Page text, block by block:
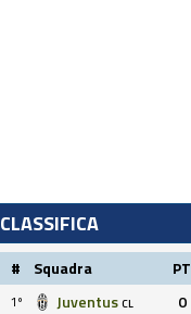
CLASSIFICA
# Squadra PT
1º Juventus CL 0